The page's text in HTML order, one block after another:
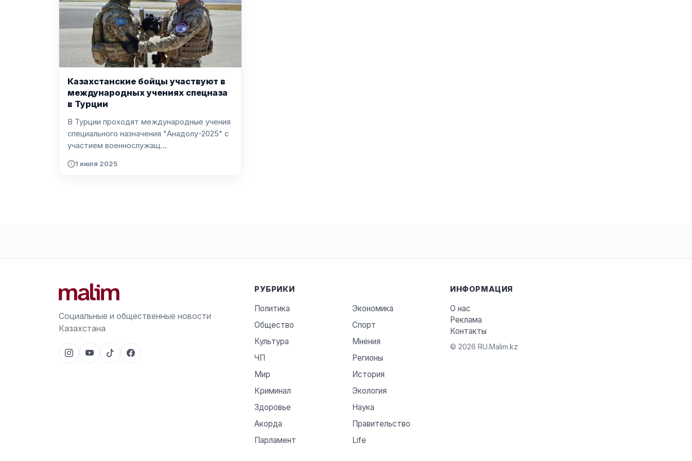
Казахстанские бойцы участвуют в
международных учениях спецназа
в Турции
В Турции проходят международные учения
специального назначения "Анадолу-2025" с
участием военнослужащ...
1 июля 2025
Социальные и общественные новости
Казахстана
РУБРИКИ
Политика
Экономика
Общество
Спорт
Культура
Мнения
ЧП
Регионы
Мир
История
Криминал
Экология
Здоровье
Наука
Акорда
Правительство
Парламент
Life
ИНФОРМАЦИЯ
О нас
Реклама
Контакты
© 2026 RU.Malim.kz